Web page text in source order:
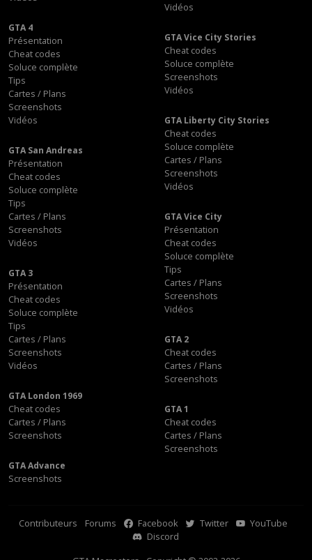
Vidéos
GTA 4
Présentation
Cheat codes
Soluce complète
Tips
Cartes / Plans
Screenshots
Vidéos
GTA Vice City Stories
Cheat codes
Soluce complète
Screenshots
Vidéos
GTA Liberty City Stories
Cheat codes
Soluce complète
Cartes / Plans
Screenshots
Vidéos
GTA San Andreas
Présentation
Cheat codes
Soluce complète
Tips
Cartes / Plans
Screenshots
Vidéos
GTA Vice City
Présentation
Cheat codes
Soluce complète
Tips
Cartes / Plans
Screenshots
Vidéos
GTA 3
Présentation
Cheat codes
Soluce complète
Tips
Cartes / Plans
Screenshots
Vidéos
GTA 2
Cheat codes
Cartes / Plans
Screenshots
GTA London 1969
Cheat codes
Cartes / Plans
Screenshots
GTA 1
Cheat codes
Cartes / Plans
Screenshots
GTA Advance
Screenshots
Contributeurs Forums Facebook Twitter
YouTube
Discord